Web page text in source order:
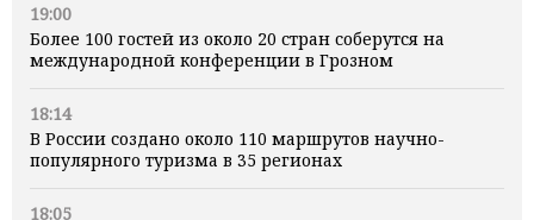
19:00
Более 100 гостей из около 20 стран соберутся на
международной конференции в Грозном
18:14
В России создано около 110 маршрутов научно-
популярного туризма в 35 регионах
18:05